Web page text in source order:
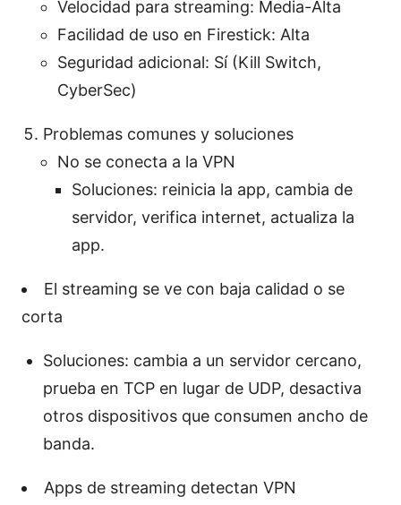
Velocidad para streaming: Media-Alta
Facilidad de uso en Firestick: Alta
Seguridad adicional: Sí (Kill Switch,
CyberSec)
Problemas comunes y soluciones
No se conecta a la VPN
Soluciones: reinicia la app, cambia de
servidor, verifica internet, actualiza la
app.
El streaming se ve con baja calidad o se
corta
Soluciones: cambia a un servidor cercano,
prueba en TCP en lugar de UDP, desactiva
otros dispositivos que consumen ancho de
banda.
Apps de streaming detectan VPN